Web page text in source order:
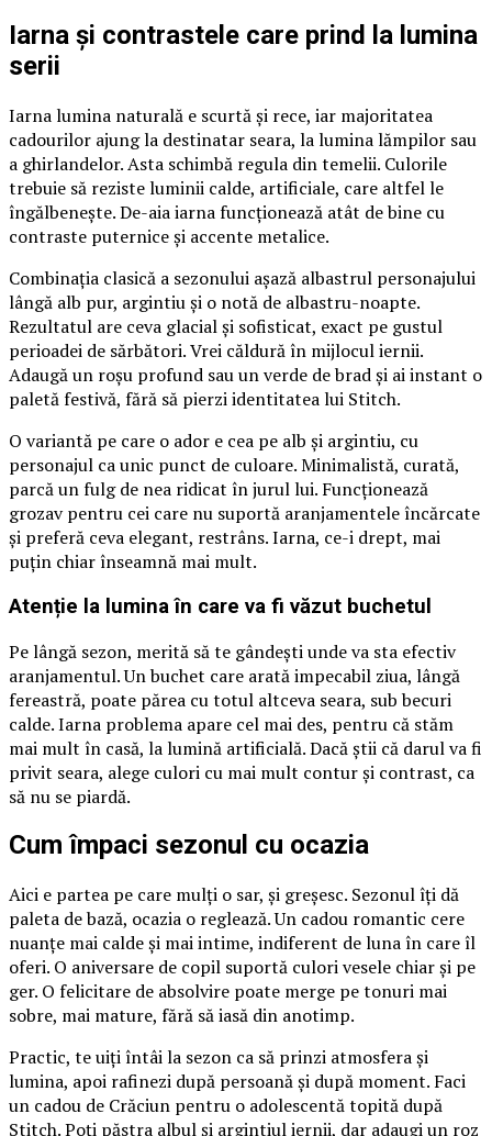
Iarna și contrastele care prind la lumina
serii
Iarna lumina naturală e scurtă și rece, iar majoritatea
cadourilor ajung la destinatar seara, la lumina lămpilor sau
a ghirlandelor. Asta schimbă regula din temelii. Culorile
trebuie să reziste luminii calde, artificiale, care altfel le
îngălbenește. De-aia iarna funcționează atât de bine cu
contraste puternice și accente metalice.
Combinația clasică a sezonului așază albastrul personajului
lângă alb pur, argintiu și o notă de albastru-noapte.
Rezultatul are ceva glacial și sofisticat, exact pe gustul
perioadei de sărbători. Vrei căldură în mijlocul iernii.
Adaugă un roșu profund sau un verde de brad și ai instant o
paletă festivă, fără să pierzi identitatea lui Stitch.
O variantă pe care o ador e cea pe alb și argintiu, cu
personajul ca unic punct de culoare. Minimalistă, curată,
parcă un fulg de nea ridicat în jurul lui. Funcționează
grozav pentru cei care nu suportă aranjamentele încărcate
și preferă ceva elegant, restrâns. Iarna, ce-i drept, mai
puțin chiar înseamnă mai mult.
Atenție la lumina în care va fi văzut buchetul
Pe lângă sezon, merită să te gândești unde va sta efectiv
aranjamentul. Un buchet care arată impecabil ziua, lângă
fereastră, poate părea cu totul altceva seara, sub becuri
calde. Iarna problema apare cel mai des, pentru că stăm
mai mult în casă, la lumină artificială. Dacă știi că darul va fi
privit seara, alege culori cu mai mult contur și contrast, ca
să nu se piardă.
Cum împaci sezonul cu ocazia
Aici e partea pe care mulți o sar, și greșesc. Sezonul îți dă
paleta de bază, ocazia o reglează. Un cadou romantic cere
nuanțe mai calde și mai intime, indiferent de luna în care îl
oferi. O aniversare de copil suportă culori vesele chiar și pe
ger. O felicitare de absolvire poate merge pe tonuri mai
sobre, mai mature, fără să iasă din anotimp.
Practic, te uiți întâi la sezon ca să prinzi atmosfera și
lumina, apoi rafinezi după persoană și după moment. Faci
un cadou de Crăciun pentru o adolescentă topită după
Stitch. Poți păstra albul și argintiul iernii, dar adaugi un roz